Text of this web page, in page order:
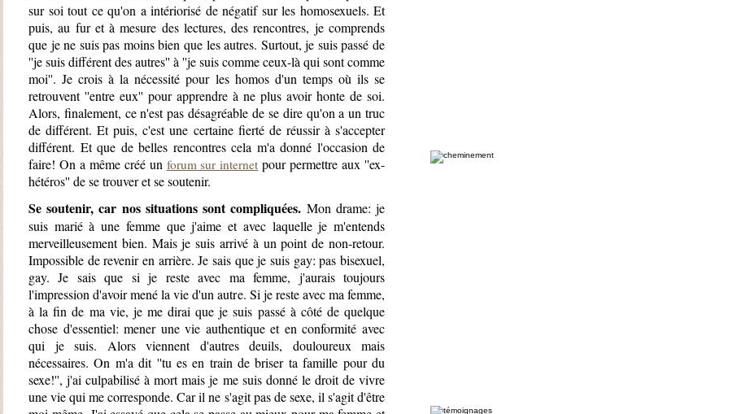
sur soi tout ce qu'on a intériorisé de négatif sur les homosexuels. Et
puis, au fur et à mesure des lectures, des rencontres, je comprends
que je ne suis pas moins bien que les autres. Surtout, je suis passé de
''je suis différent des autres'' à ''je suis comme ceux-là qui sont comme
moi''. Je crois à la nécessité pour les homos d'un temps où ils se
retrouvent ''entre eux'' pour apprendre à ne plus avoir honte de soi.
Alors, finalement, ce n'est pas désagréable de se dire qu'on a un truc
de différent. Et puis, c'est une certaine fierté de réussir à s'accepter
différent. Et que de belles rencontres cela m'a donné l'occasion de
faire! On a même créé un forum sur internet pour permettre aux ''ex-
hétéros'' de se trouver et se soutenir.
Se soutenir, car nos situations sont compliquées. Mon drame: je
suis marié à une femme que j'aime et avec laquelle je m'entends
merveilleusement bien. Mais je suis arrivé à un point de non-retour.
Impossible de revenir en arrière. Je sais que je suis gay: pas bisexuel,
gay. Je sais que si je reste avec ma femme, j'aurais toujours
l'impression d'avoir mené la vie d'un autre. Si je reste avec ma femme,
à la fin de ma vie, je me dirai que je suis passé à côté de quelque
chose d'essentiel: mener une vie authentique et en conformité avec
qui je suis. Alors viennent d'autres deuils, douloureux mais
nécessaires. On m'a dit ''tu es en train de briser ta famille pour du
sexe!'', j'ai culpabilisé à mort mais je me suis donné le droit de vivre
une vie qui me corresponde. Car il ne s'agit pas de sexe, il s'agit d'être